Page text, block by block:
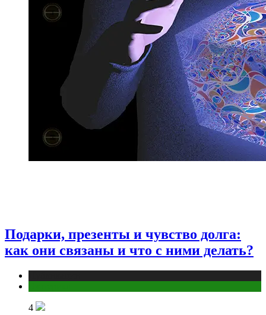
Подарки, презенты и чувство долга:
как они связаны и что с ними делать?
4